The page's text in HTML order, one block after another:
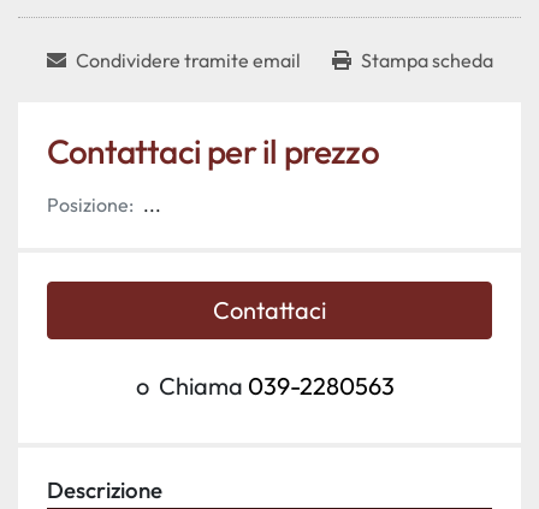
Condividere tramite email Stampa scheda
Contattaci per il prezzo
Posizione: ...
Contattaci
o Chiama 039-2280563
Descrizione